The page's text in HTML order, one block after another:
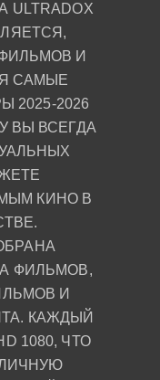
И
САМЫЕ
2026
ВЫ ВСЕГДА
КИНО В
ФИЛЬМОВ,
И
КАЖДЫЙ
1080, ЧТО